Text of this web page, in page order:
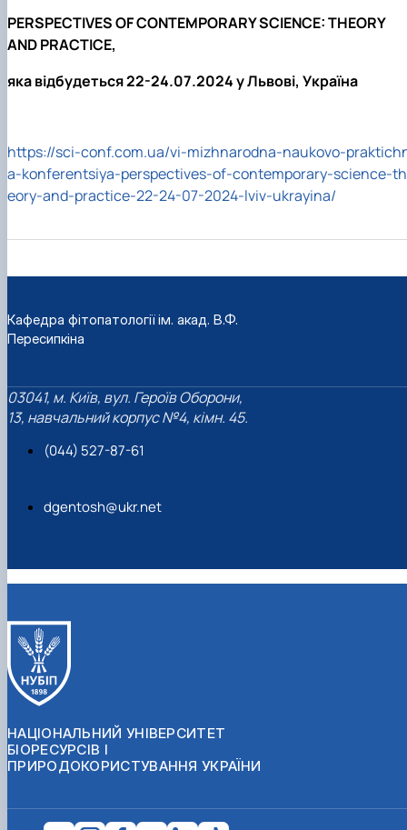
PERSPECTIVES OF CONTEMPORARY SCIENCE: THEORY
AND PRACTICE,
яка відбудеться 22-24.07.2024 у Львові, Україна
https://sci-conf.com.ua/vi-mizhnarodna-naukovo-
a-konferentsiya-perspectives-of-contemporary-science-th
eory-and-practice-22-24-07-2024-lviv-ukrayina/
Кафедра фітопатології ім. акад. В.Ф.
Пересипкіна
03041, м. Київ, вул. Героїв Оборони,
13, навчальний корпус №4, кімн. 45.
(044) 527-87-61
dgentosh@ukr.net
НАЦІОНАЛЬНИЙ УНІВЕРСИТЕТ
БІОРЕСУРСІВ І
ПРИРОДОКОРИСТУВАННЯ УКРАЇНИ